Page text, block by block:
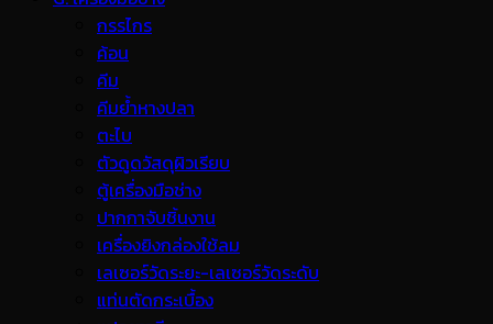
กรรไกร
ค้อน
คีม
คีมย้ำหางปลา
ตะไบ
ตัวดูดวัสดุผิวเรียบ
ตู้เครื่องมือช่าง
ปากกาจับชิ้นงาน
เครื่องยิงกล่องใช้ลม
เลเซอร์วัดระยะ-เลเซอร์วัดระดับ
แท่นตัดกระเบื้อง